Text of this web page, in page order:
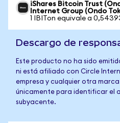
iShares Bitcoin Trust
Internet Group (Ondo
1 IBITon equivale a
Descargo de
Este producto no ha sido
ni está afiliado con Circle
empresa y cualquier otra
únicamente para identificar el
subyacente.